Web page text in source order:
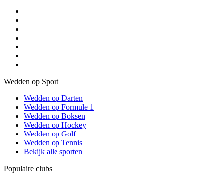
Wedden op Sport
Wedden op Darten
Wedden op Formule 1
Wedden op Boksen
Wedden op Hockey
Wedden op Golf
Wedden op Tennis
Bekijk alle sporten
Populaire clubs